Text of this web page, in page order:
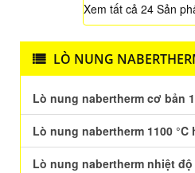
Xem tất cả 24 Sản
LÒ NUNG
Lò nung nabertherm cơ bản
Lò nung nabertherm 1100 °C
Lò nung nabertherm nhiệt độ